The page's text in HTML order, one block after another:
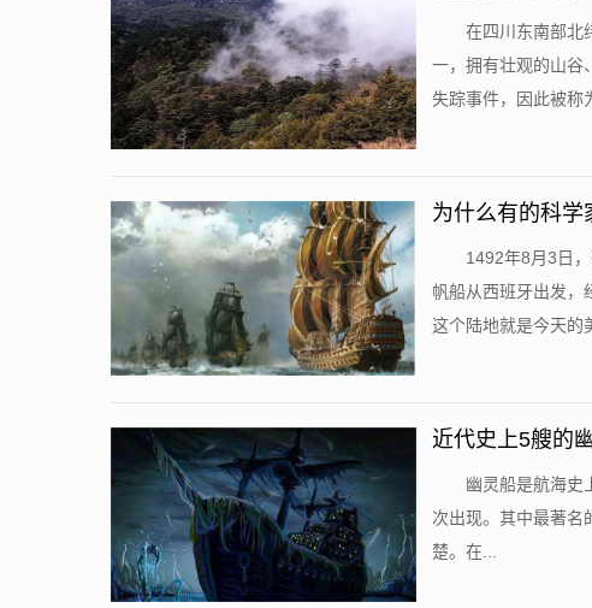
在四川东南部北
一，拥有壮观的山谷
失踪事件，因此被称
为什么有的科学
1492年8月3日
帆船从西班牙出发，
这个陆地就是今天的
近代史上5艘的
幽灵船是航海史
次出现。其中最著名
楚。在...